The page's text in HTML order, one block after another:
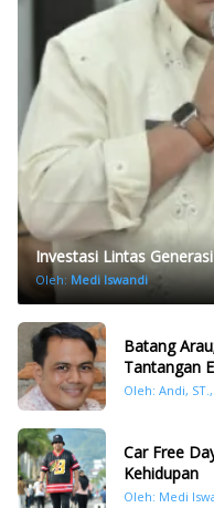
Investasi Lintas Generasi
Oleh: Medi Iswandi
Batang
Tantangan
Oleh: Andi,
Car Free
Kehidupan
Oleh: Medi